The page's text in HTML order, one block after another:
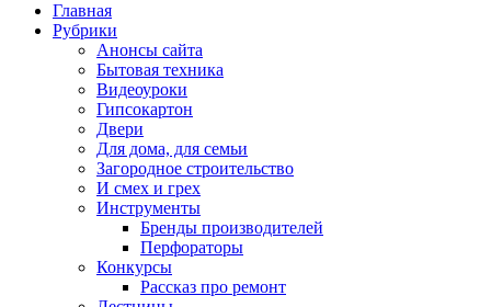
Главная
Рубрики
Анонсы сайта
Бытовая техника
Видеоуроки
Гипсокартон
Двери
Для дома, для семьи
Загородное строительство
И смех и грех
Инструменты
Бренды производителей
Перфораторы
Конкурсы
Рассказ про ремонт